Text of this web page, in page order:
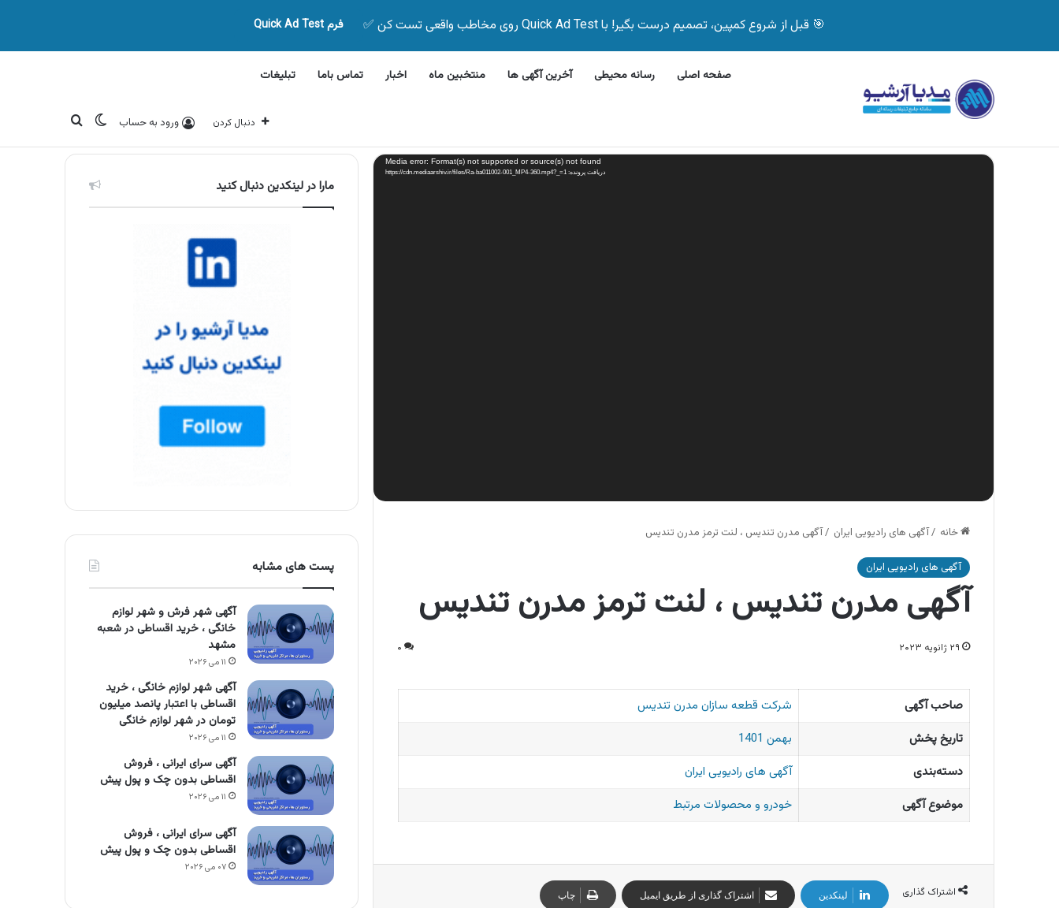
🎯 قبل از شروع کمپین، تصمیم درست بگیر! با Quick Ad Test روی مخاطب واقعی تست کن ✅ فرم Quick Ad Test
صفحه اصلی رسانه محیطی آخرین آگهی ها منتخبین ماه اخبار تماس باما تبلیغات
دنبال کردن ورود به حساب تغییر پوسته
جستجو برای پنج‌شنبه, 6 آگوست 2026 آگهی های تازه
نمایشگر
ویدیو Media error: Format(s) not supported or source(s) not found
دریافت پرونده: https://cdn.mediaarshiv.ir/files/Ra-ba011002-001_MP4-360.mp4?_=1
خانه /آگهی های رادیویی ایران /آگهی مدرن تندیس ، لنت ترمز مدرن تندیس
آگهی های رادیویی ایران
آگهی مدرن تندیس ، لنت ترمز مدرن تندیس
۲۹ ژانویه ۲۰۲۳ ۰
صاحب آگهی
شرکت قطعه سازان مدرن تندیس
تاریخ پخش
بهمن 1401
دسته‌بندی
آگهی های رادیویی ایران
موضوع آگهی
خودرو و محصولات مرتبط
اشتراک گذاری لینکدین اشتراک گذاری از طریق ایمیل چاپ
مارا در لینکدین دنبال کنید
پست های مشابه
آگهی شهر فرش و شهر لوازم
خانگی ، خرید اقساطی در شعبه
مشهد
۱۱ می ۲۰۲۶
آگهی شهر لوازم خانگی ، خرید
اقساطی با اعتبار پانصد میلیون
تومان در شهر لوازم خانگی
۱۱ می ۲۰۲۶
آگهی سرای ایرانی ، فروش
اقساطی بدون چک و پول پیش
۱۱ می ۲۰۲۶
آگهی سرای ایرانی ، فروش
اقساطی بدون چک و پول پیش
۰۷ می ۲۰۲۶